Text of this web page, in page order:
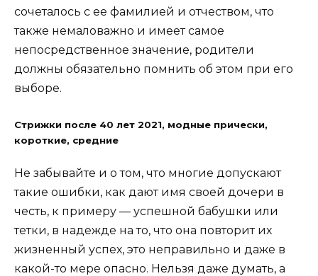
сочеталось с ее фамилией и отчеством, что
также немаловажно и имеет самое
непосредственное значение, родители
должны обязательно помнить об этом при его
выборе.
Стрижки после 40 лет 2021, модные прически,
короткие, средние
Не забывайте и о том, что многие допускают
такие ошибки, как дают имя своей дочери в
честь, к примеру — успешной бабушки или
тетки, в надежде на то, что она повторит их
жизненный успех, это неправильно и даже в
какой-то мере опасно. Нельзя даже думать, а